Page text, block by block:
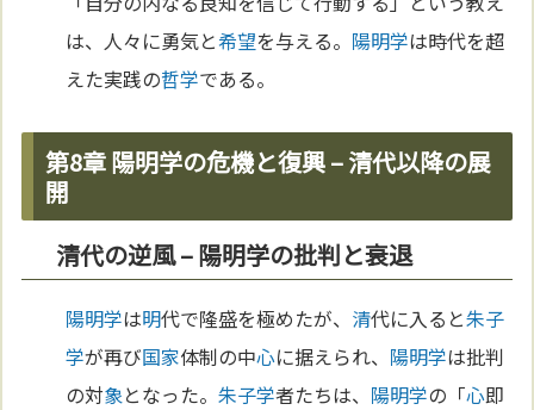
は、人々に勇気と希望を与える。 陽明学は時代を超
えた実践の哲学である。
第8章 陽明学の危機と復興 – 清代以降の展
開
清代の逆風 – 陽明学の批判と衰退
陽明学は明代で隆盛を極めたが、 清代に入ると朱子
学が再び国家体制の中心に据えられ、 陽明学は批判
の対象となった。朱子学者たちは、 陽明学の「心即